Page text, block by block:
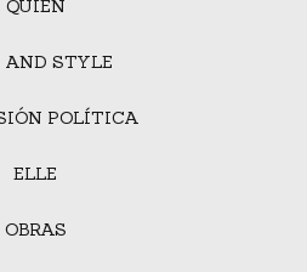
QUIÉN
AND STYLE
POLÍTICA
ELLE
OBRAS